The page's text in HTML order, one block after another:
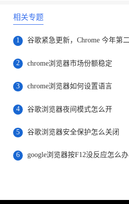
相关专题
1
2 chrome浏览器市场份额稳定
3 chrome浏览器如何设置语言
4 谷歌浏览器夜间模式怎么开
5 谷歌浏览器安全保护怎么关闭
6 google浏览器按F12没反应怎么办